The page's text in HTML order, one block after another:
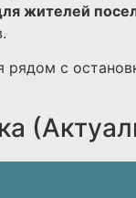
жителей
рядом с